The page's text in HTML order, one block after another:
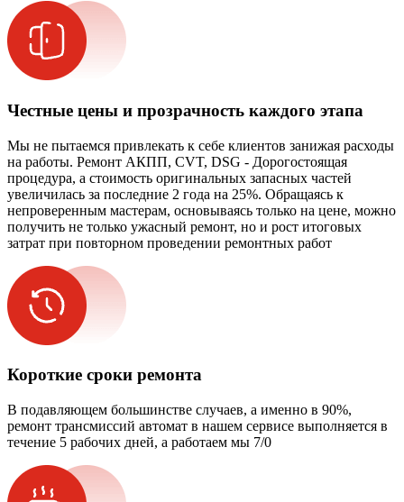
Честные цены и прозрачность каждого этапа
Мы не пытаемся привлекать к себе клиентов занижая расходы
на работы. Ремонт АКПП, CVT, DSG - Дорогостоящая
процедура, а стоимость оригинальных запасных частей
увеличилась за последние 2 года на 25%. Обращаясь к
непроверенным мастерам, основываясь только на цене, можно
получить не только ужасный ремонт, но и рост итоговых
затрат при повторном проведении ремонтных работ
Короткие сроки ремонта
В подавляющем большинстве случаев, а именно в 90%,
ремонт трансмиссий автомат в нашем сервисе выполняется в
течение 5 рабочих дней, а работаем мы 7/0